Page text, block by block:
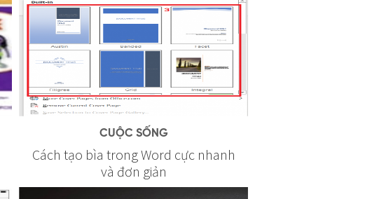
CUỘC SỐNG
Cách tạo bìa trong Word cực nhanh
và đơn giản